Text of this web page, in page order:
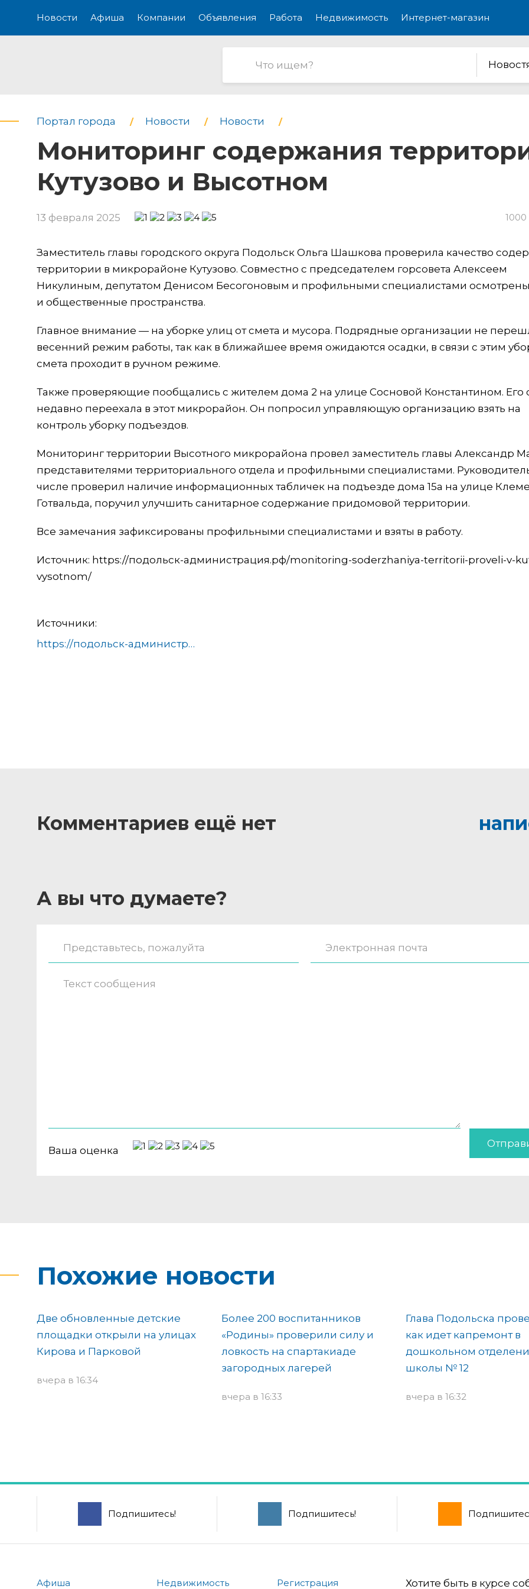
Новости Афиша Компании Объявления Работа Недвижимость Интернет-магазин
Портал города Новости Новости
Мониторинг содержания
Кутузово и Высотном
13 февраля 2025 1000
Заместитель главы городского округа Подольск Ольга Шашкова проверила качество
территории в микрорайоне Кутузово. Совместно с председателем горсовета Алексеем
Никулиным, депутатом Денисом Бесогоновым и профильными специалистами
и общественные пространства.
Главное внимание — на уборке улиц от смета и мусора. Подрядные организации не
весенний режим работы, так как в ближайшее время ожидаются осадки, в связи с этим
смета проходит в ручном режиме.
Также проверяющие пообщались с жителем дома 2 на улице Сосновой Константином. Его
недавно переехала в этот микрорайон. Он попросил управляющую организацию взять на
контроль уборку подъездов.
Мониторинг территории Высотного микрорайона провел заместитель главы Александр
представителями территориального отдела и профильными специалистами.
числе проверил наличие информационных табличек на подъезде дома 15а на улице
Готвальда, поручил улучшить санитарное содержание придомовой территории.
Все замечания зафиксированы профильными специалистами и взяты в работу.
Источник: https://подольск-администрация.рф/monitoring-soderzhaniya-territorii-proveli-v-
vysotnom/
Источники:
https://подольск-администрация.рф/monitoring-soderzhaniya-territorii-proveli-v-kutuzovo-i-vysotnom/
Комментариев ещё нет
А вы что думаете?
Ваша оценка
Похожие новости
Две обновленные детские
площадки открыли на улицах
Кирова и Парковой
вчера в 16:34
Более 200 воспитанников
«Родины» проверили силу и
ловкость на спартакиаде
загородных лагерей
вчера в 16:33
Глава Подольска
как идет капремонт в
дошкольном
школы № 12
вчера в 16:32
Подпишитесь! Подпишитесь!
Афиша Недвижимость Регистрация Хотите быть в курсе